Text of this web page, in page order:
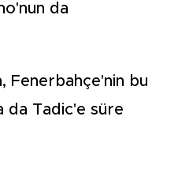
da
Fenerbahçe'nin bu
da Tadic'e süre